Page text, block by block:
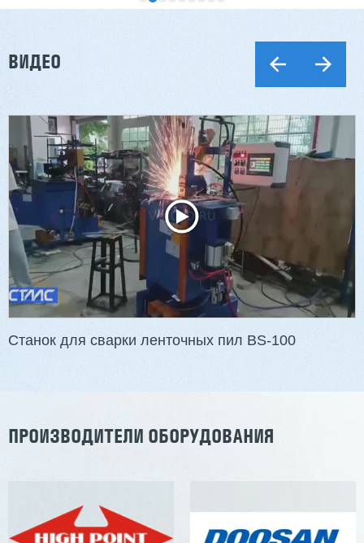
Двухсторонний шипорез MX6015
2 901 639 ₽
3 254 098 ₽
Артикул: 2497
Длина заготовки: 400-1500 мм
Макс. ширина заготовки: 580 мм
Станок проходного типа
Узлы: 4 пилы, 2 фрезы
ВИДЕО
Станок для сварки ленточных пил BS-100
ПРОИЗВОДИТЕЛИ ОБОРУДОВАНИЯ